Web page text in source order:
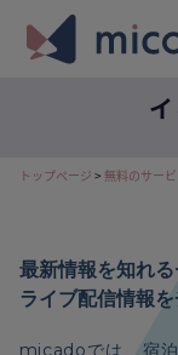
トップページ > 無料のサー
最新情報を知れ
ライブ配信情報を
micadoでは、宿